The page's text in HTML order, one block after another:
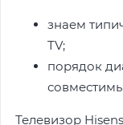
знаем
TV;
порядок
Телевизор